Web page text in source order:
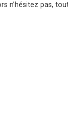
pas,